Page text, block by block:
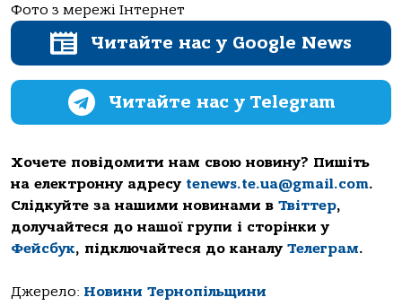
Фото з мережі Інтернет
Читайте нас у Google News
Читайте нас у Telegram
Хочете повідомити нам свою новину? Пишіть
на електронну адресу tenews.te.ua@gmail.com.
Слідкуйте за нашими новинами в Твіттер,
долучайтеся до нашої групи і сторінки у
Фейсбук, підключайтеся до каналу Телеграм.
Джерело: Новини Тернопільщини